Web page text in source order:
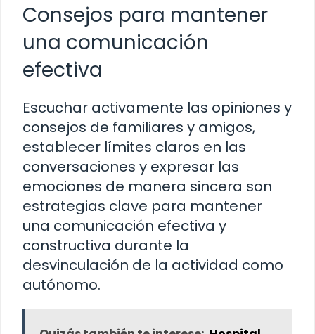
Consejos para mantener
una comunicación
efectiva
Escuchar activamente las opiniones y
consejos de familiares y amigos,
establecer límites claros en las
conversaciones y expresar las
emociones de manera sincera son
estrategias clave para mantener
una comunicación efectiva y
constructiva durante la
desvinculación de la actividad como
autónomo.